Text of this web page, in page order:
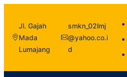
Jl. Gajah
Mada
Lumajang
smkn_02lmj
@yahoo.co.i
d